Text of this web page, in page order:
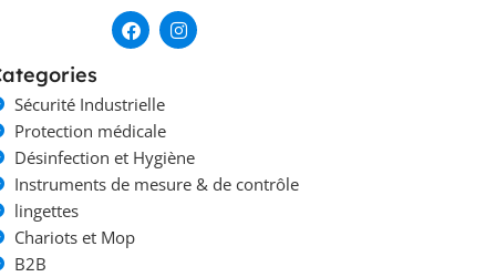
Sécurité Industrielle
Protection médicale
Désinfection et Hygiène
Instruments de mesure & de contrôle
lingettes
Chariots et Mop
B2B